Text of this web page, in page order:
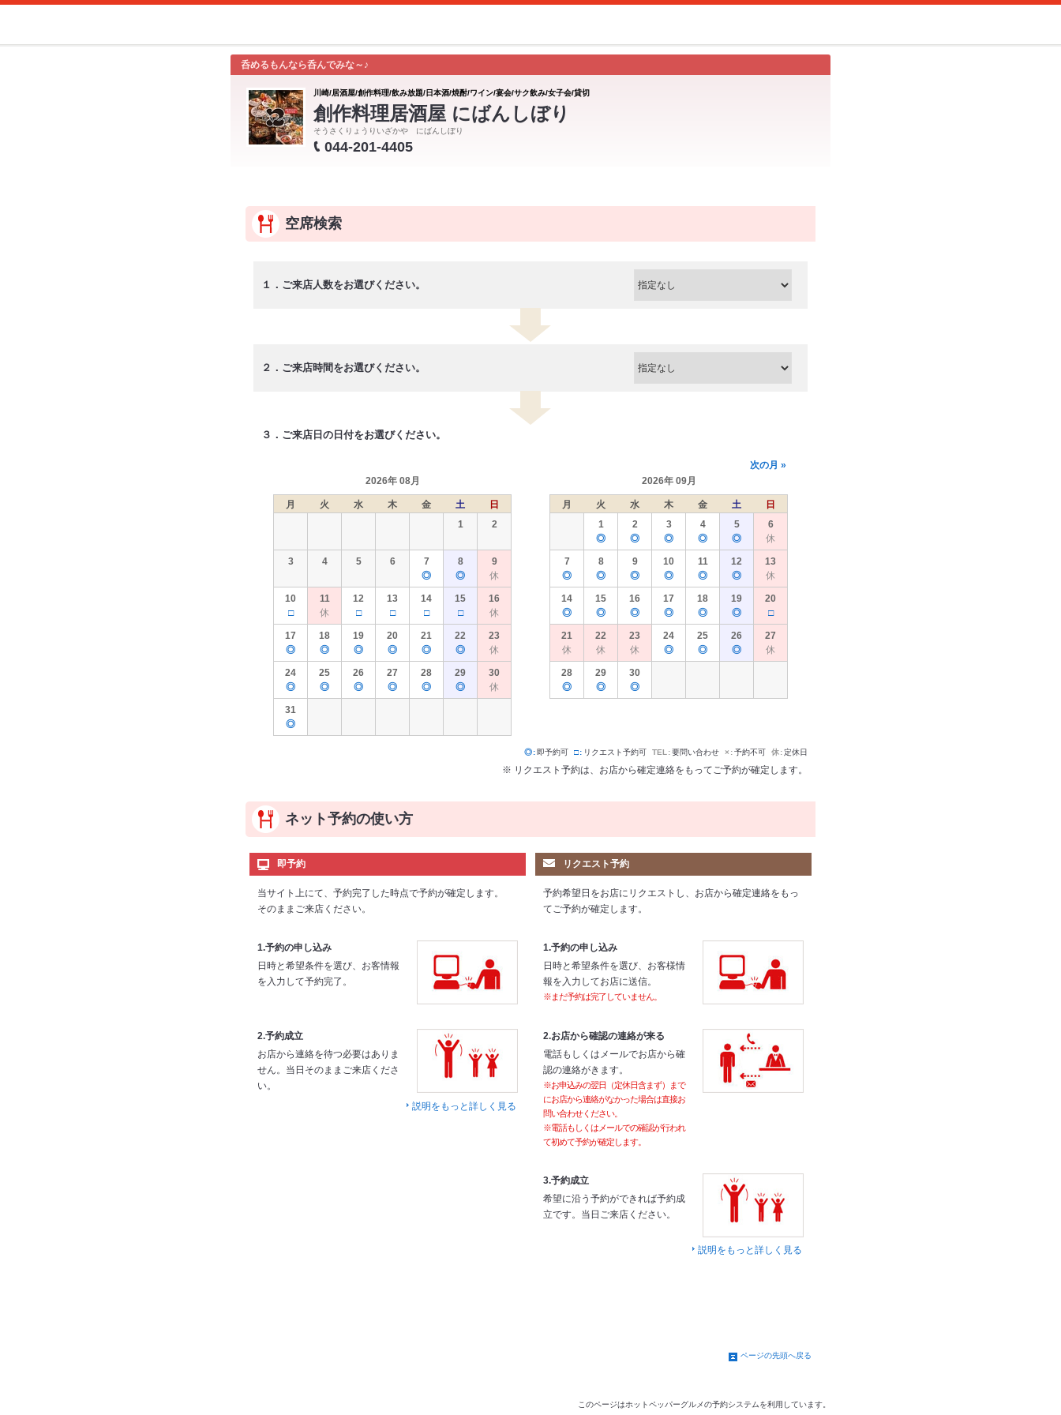
呑めるもんなら呑んでみな～♪
川崎/居酒屋/創作料理/飲み放題/日本酒/焼酎/ワイン/宴会/サク飲み/女子会/貸切
創作料理居酒屋 にばんしぼり
そうさくりょうりいざかや にばんしぼり
044-201-4405
空席検索
１．ご来店人数をお選びください。
２．ご来店時間をお選びください。
３．ご来店日の日付をお選びください。
2026年 08月
月 火 水 木 金 土
日
1
2
3 4 5 6
7
◎
8
◎
9
休
10
□
11
休
12
□
13
□
14
□
15
□
16
休
17
◎
18
◎
19
◎
20
◎
21
◎
22
◎
23
休
24
◎
25
◎
26
◎
27
◎
28
◎
29
◎
30
休
31
◎
2026年 09月
月 火 水 木 金 土
日
1
◎
2
◎
3
◎
4
◎
5
◎
6
休
7
◎
8
◎
9
◎
10
◎
11
◎
12
◎
13
休
14
◎
15
◎
16
◎
17
◎
18
◎
19
◎
20
□
21
休
22
休
23
休
24
◎
25
◎
26
◎
27
休
28
◎
29
◎
30
◎
次の月 »
◎ 即予約可 □ リクエスト予約可 TEL 要問い合わせ × 予約不可 休 定休日
※ リクエスト予約は、お店から確定連絡をもってご予約が確定します。
ネット予約の使い方
即予約
当サイト上にて、予約完了した時点で予約が確定します。
そのままご来店ください。
1.予約の申し込み
日時と希望条件を選び、お客情報
を入力して予約完了。
2.予約成立
お店から連絡を待つ必要はありま
せん。当日そのままご来店くださ
い。
説明をもっと詳しく見る
リクエスト予約
予約希望日をお店にリクエストし、お店から確定連絡をもっ
てご予約が確定します。
1.予約の申し込み
日時と希望条件を選び、お客様情
報を入力してお店に送信。
※まだ予約は完了していません。
2.お店から確認の連絡が来る
電話もしくはメールでお店から確
認の連絡がきます。
※お申込みの翌日（定休日含まず）まで
にお店から連絡がなかった場合は直接お
問い合わせください。
※電話もしくはメールでの確認が行われ
て初めて予約が確定します。
3.予約成立
希望に沿う予約ができれば予約成
立です。当日ご来店ください。
説明をもっと詳しく見る
ページの先頭へ戻る
このページはホットペッパーグルメの予約システムを利用しています。